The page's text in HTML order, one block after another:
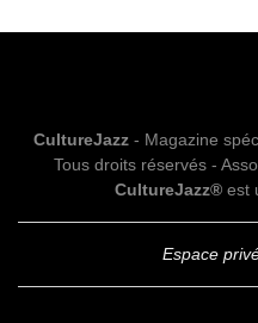
CultureJazz- Magazine
Tous droits réservés -
CultureJazz®est
Espace